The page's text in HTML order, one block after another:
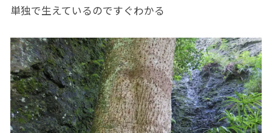
単独で生えているのですぐわかる